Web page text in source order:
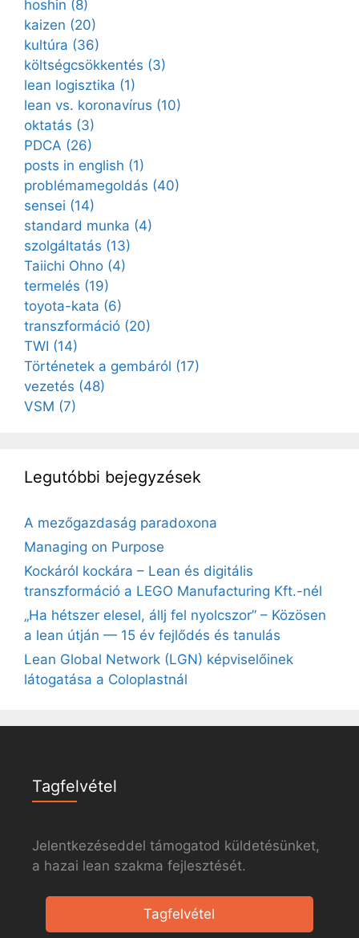
hoshin (8)
kaizen (20)
kultúra (36)
költségcsökkentés (3)
lean logisztika (1)
lean vs. koronavírus (10)
oktatás (3)
PDCA (26)
posts in english (1)
problémamegoldás (40)
sensei (14)
standard munka (4)
szolgáltatás (13)
Taiichi Ohno (4)
termelés (19)
toyota-kata (6)
transzformáció (20)
TWI (14)
Történetek a gembáról (17)
vezetés (48)
VSM (7)
Legutóbbi bejegyzések
A mezőgazdaság paradoxona
Managing on Purpose
Kockáról kockára – Lean és digitális
transzformáció a LEGO Manufacturing Kft.-nél
„Ha hétszer elesel, állj fel nyolcszor” – Közösen
a lean útján — 15 év fejlődés és tanulás
Lean Global Network (LGN) képviselőinek
látogatása a Coloplastnál
Tagfelvétel
Jelentkezéseddel támogatod küldetésünket,
a hazai lean szakma fejlesztését.
Tagfelvétel